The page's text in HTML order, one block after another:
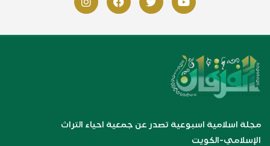
مجلة اسلامية اسبوعية تصدر عن جمعية احياء التراث
الإسلامي-الكويت